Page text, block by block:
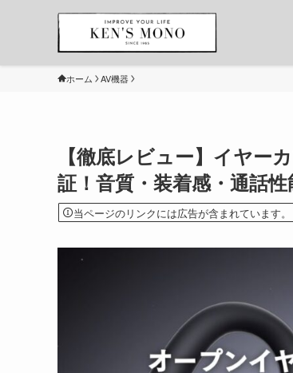
ホーム AV機器
【徹底レビュー】イヤー
証！音質・装着感・通話
当ページのリンクには広告が含まれています。